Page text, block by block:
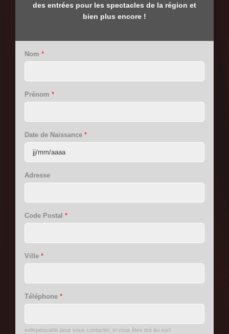
des entrées pour les spectacles de la région et
bien plus encore !
Nom *
Prénom *
Date de Naissance *
Adresse
Code Postal *
Ville *
Téléphone *
indispensable pour vous contacter, si vous êtes tiré au sort